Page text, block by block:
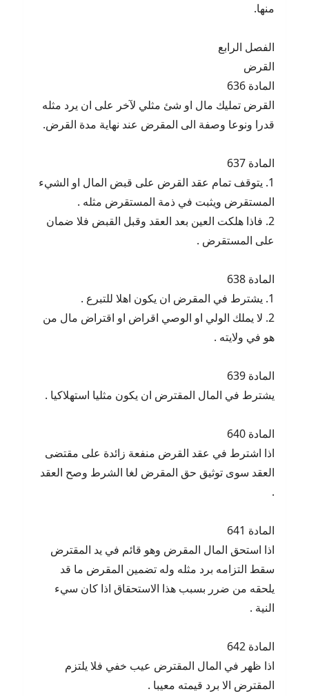
منها.
الفصل الرابع
القرض
المادة 636
القرض تمليك مال او شئ مثلي لآخر على ان يرد مثله
قدرا ونوعا وصفة الى المقرض عند نهاية مدة القرض.
المادة 637
1. يتوقف تمام عقد القرض على قبض المال او الشيء
المستقرض ويثبت في ذمة المستقرض مثله .
2. فاذا هلكت العين بعد العقد وقبل القبض فلا ضمان
على المستقرض .
المادة 638
1. يشترط في المقرض ان يكون اهلا للتبرع .
2. لا يملك الولي او الوصي اقراض او اقتراض مال من
هو في ولايته .
المادة 639
يشترط في المال المقترض ان يكون مثليا استهلاكيا .
المادة 640
اذا اشترط في عقد القرض منفعة زائدة على مقتضى
العقد سوى توثيق حق المقرض لغا الشرط وصح العقد
.
المادة 641
اذا استحق المال المقرض وهو قائم في يد المقترض
سقط التزامه برد مثله وله تضمين المقرض ما قد
يلحقه من ضرر بسبب هذا الاستحقاق اذا كان سيء
النية .
المادة 642
اذا ظهر في المال المقترض عيب خفي فلا يلتزم
المقترض الا برد قيمته معيبا .